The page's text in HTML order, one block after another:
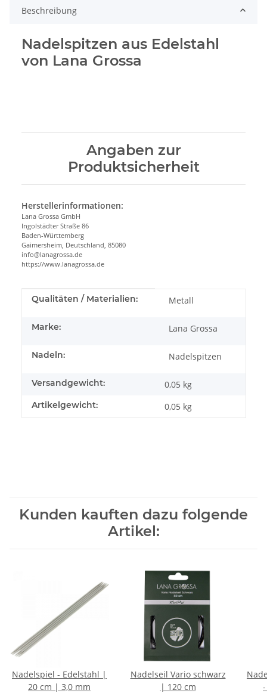
Beschreibung
Nadelspitzen aus Edelstahl
von Lana Grossa
Angaben zur
Produktsicherheit
Herstellerinformationen:
Lana Grossa GmbH
Ingolstädter Straße 86
Baden-Württemberg
Gaimersheim, Deutschland, 85080
info@lanagrossa.de
https://www.lanagrossa.de
Produkteigenschaft
Wert
Qualitäten / Materialien: Metall
Marke: Lana Grossa
Nadeln: Nadelspitzen
Versandgewicht: 0,05 kg
Artikelgewicht: 0,05 kg
Kunden kauften dazu folgende
Artikel:
Nadelspiel - Edelstahl |
20 cm | 3,0 mm
Nadelseil Vario schwarz
| 120 cm